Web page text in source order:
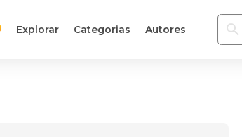
Explorar Categorias Autores